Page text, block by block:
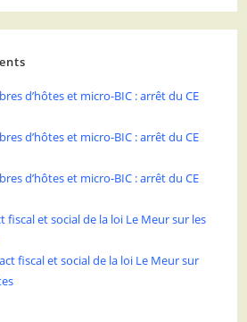
d’hôtes et micro-BIC : arrêt du CE
d’hôtes et micro-BIC : arrêt du CE
d’hôtes et micro-BIC : arrêt du CE
fiscal et social de la loi Le Meur sur les
fiscal et social de la loi Le Meur sur